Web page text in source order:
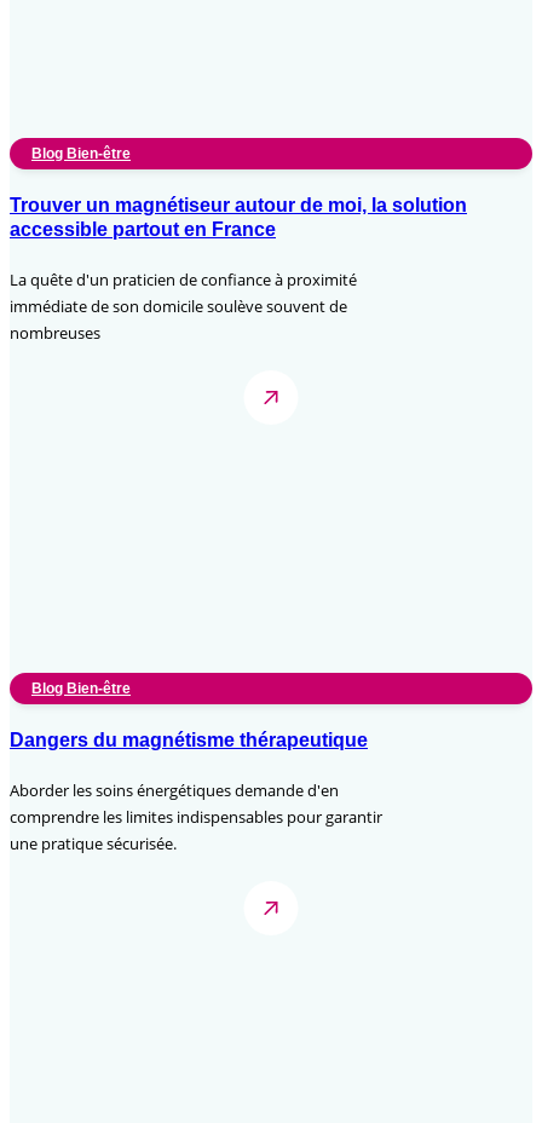
Blog Bien-être
Trouver un magnétiseur autour de moi, la solution
accessible partout en France
La quête d'un praticien de confiance à proximité
immédiate de son domicile soulève souvent de
nombreuses
Blog Bien-être
Dangers du magnétisme thérapeutique
Aborder les soins énergétiques demande d'en
comprendre les limites indispensables pour garantir
une pratique sécurisée.